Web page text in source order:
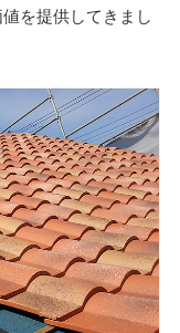
を提供してきまし